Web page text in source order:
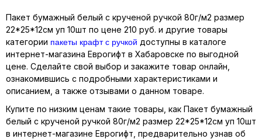
Пакет бумажный белый с крученой ручкой 80г/м2 размер
22*25*12см уп 10шт по цене 210 руб. и другие товары
категории пакеты крафт с ручкой доступны в каталоге
интернет-магазина Еврогифт в Хабаровске по выгодной
цене. Сделайте свой выбор и закажите товар онлайн,
ознакомившись с подробными характеристиками и
описанием, а также отзывами о данном товаре.
Купите по низким ценам такие товары, как Пакет бумажный
белый с крученой ручкой 80г/м2 размер 22*25*12см уп 10шт
в интернет-магазине Еврогифт, предварительно узнав об